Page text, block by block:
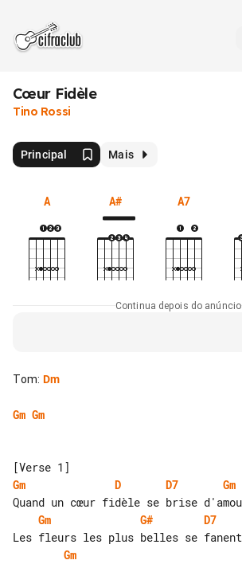
Cœur Fidèle
Tino Rossi
Principal Mais
A A# A7
Continua depois do anúncio
Tom: Dm
Gm Gm
Gm
D D7
Gm
Gm
G#
D7
Gm